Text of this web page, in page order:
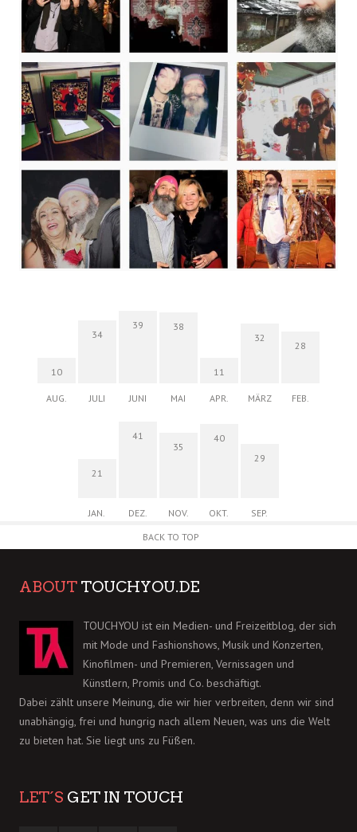
10
AUG.
34
JULI
39
JUNI
38
MAI
11
APR.
32
MÄRZ
28
FEB.
21
JAN.
41
DEZ.
35
NOV.
40
OKT.
29
SEP.
BACK TO TOP
ABOUT TOUCHYOU.DE
TOUCHYOU ist ein Medien- und Freizeitblog, der sich
mit Mode und Fashionshows, Musik und Konzerten,
Kinofilmen- und Premieren, Vernissagen und
Künstlern, Promis und Co. beschäftigt.
Dabei zählt unsere Meinung, die wir hier verbreiten, denn wir sind
unabhängig, frei und hungrig nach allem Neuen, was uns die Welt
zu bieten hat. Sie liegt uns zu Füßen.
LET´S GET IN TOUCH